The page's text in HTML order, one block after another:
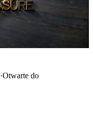
·Otwarte do